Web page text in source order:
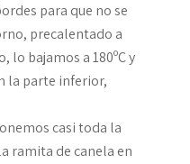
para que no se
precalentado a
lo bajamos a 180ºC y
la parte inferior,
casi toda la
ramita de canela en